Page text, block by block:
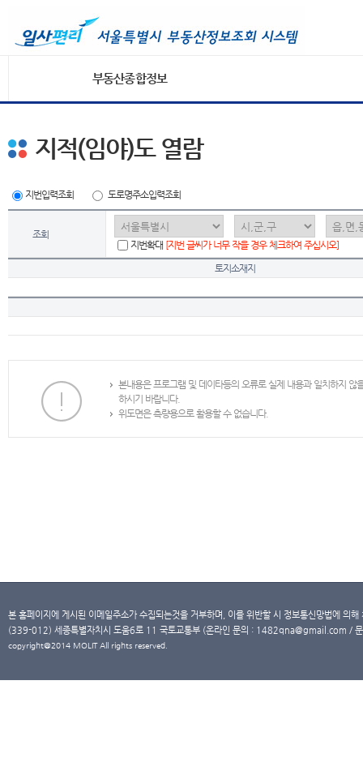
부동산종합정보
지적(임야)도 열람
지번입력조회 도로명주소입력조회
조회
지번확대 [지번 글씨가 너무 작을 경우 체크하여 주십시오]
토지소재지
본내용은 프로그램 및 데이타등의 오류로 실제 내용과 일치하지
하시기 바랍니다.
위도면은 측량용으로 활용할 수 없습니다.
본 홈페이지에 게시된 이메일주소가 수집되는것을 거부하며, 이를 위반할 시 정보통신망법에 의
(339-012) 세종특별자치시 도움6로 11 국토교통부 (온라인 문의 : 1482qna@gmail.com /
copyright@2014 MOLIT All rights reserved.